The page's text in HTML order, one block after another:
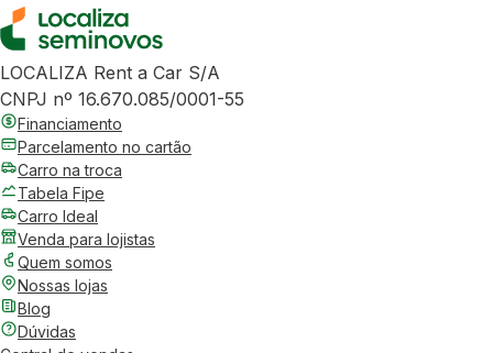
LOCALIZA Rent a Car S/A
CNPJ nº 16.670.085/0001-55
Financiamento
Parcelamento no cartão
Carro na troca
Tabela Fipe
Carro Ideal
Venda para lojistas
Quem somos
Nossas lojas
Blog
Dúvidas